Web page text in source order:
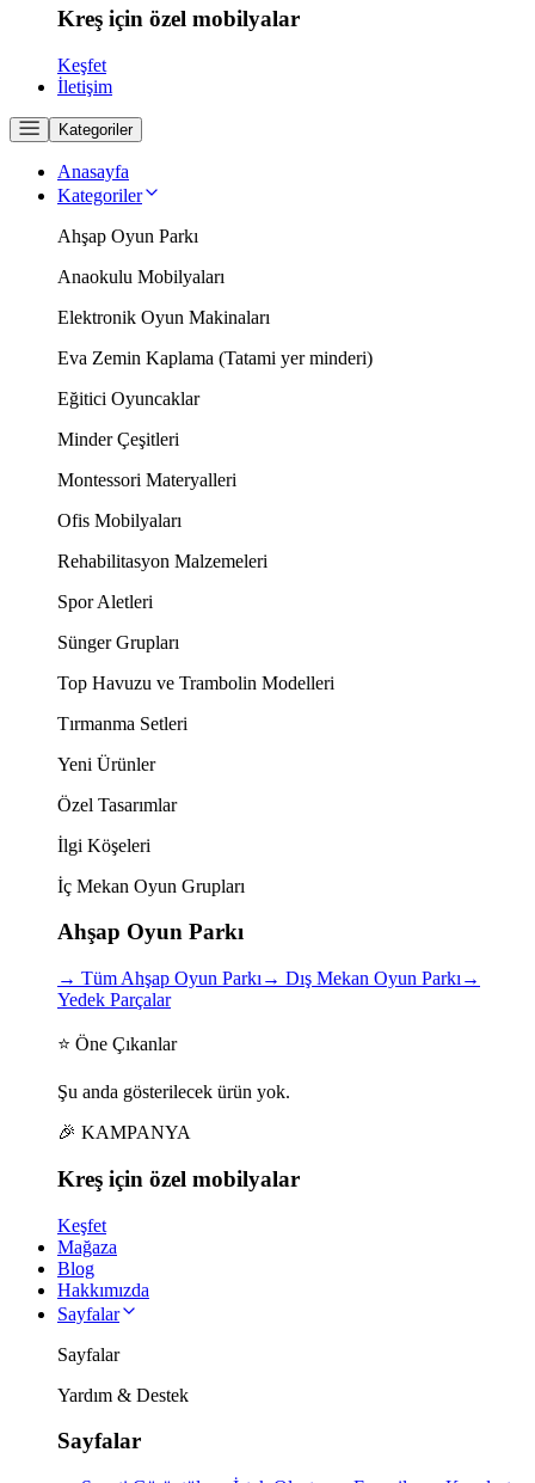
Kreş için özel mobilyalar
Keşfet
İletişim
Kategoriler
Anasayfa
Kategoriler
Ahşap Oyun Parkı
Anaokulu Mobilyaları
Elektronik Oyun Makinaları
Eva Zemin Kaplama (Tatami yer minderi)
Eğitici Oyuncaklar
Minder Çeşitleri
Montessori Materyalleri
Ofis Mobilyaları
Rehabilitasyon Malzemeleri
Spor Aletleri
Sünger Grupları
Top Havuzu ve Trambolin Modelleri
Tırmanma Setleri
Yeni Ürünler
Özel Tasarımlar
İlgi Köşeleri
İç Mekan Oyun Grupları
Ahşap Oyun Parkı
→ Tüm Ahşap Oyun Parkı → Dış Mekan Oyun Parkı →
Yedek Parçalar
⭐ Öne Çıkanlar
Şu anda gösterilecek ürün yok.
🎉 KAMPANYA
Kreş için özel mobilyalar
Keşfet
Mağaza
Blog
Hakkımızda
Sayfalar
Sayfalar
Yardım & Destek
Sayfalar